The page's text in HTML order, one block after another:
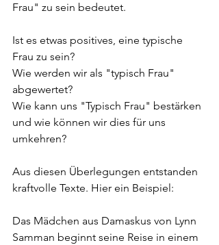
Frau" zu sein bedeutet.
Ist es etwas positives, eine typische
Frau zu sein?
Wie werden wir als "typisch Frau"
abgewertet?
Wie kann uns "Typisch Frau" bestärken
und wie können wir dies für uns
umkehren?
Aus diesen Überlegungen entstanden
kraftvolle Texte. Hier ein Beispiel:
Das Mädchen aus Damaskus von Lynn
Samman beginnt seine Reise in einem